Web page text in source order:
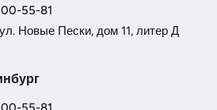
55-81
Новые Пески, дом 11, литер Д